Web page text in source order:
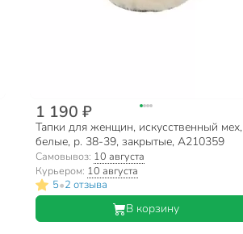
1 190 ₽
Тапки для женщин, искусственный мех,
белые, р. 38-39, закрытые, A210359
Самовывоз: 10 августа
Курьером: 10 августа
5•2 отзыва
В корзину